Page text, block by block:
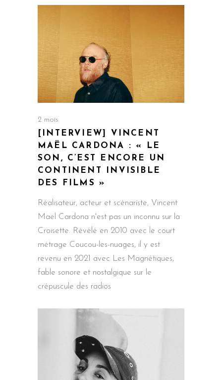
2 mois
[INTERVIEW] VINCENT
MAËL CARDONA : « LE
SON, C’EST ENCORE UN
CONTINENT INVISIBLE
DES FILMS »
Réalisateur, acteur et scénariste, Vincent
Maël Cardona n'est pas un inconnu sur la
Croisette. Révélé en 2010 avec le court
métrage Coucou-les-nuages, il y est
revenu en 2021 avec Les Magnétiques,
fable sonore et nostalgique sur le
crépuscule des radios